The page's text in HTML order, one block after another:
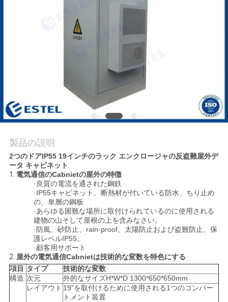
に
連
絡
し
ニ
ュ
製品の説明
2つのドアIP55 19インチのラック エンクロージャの反盗難屋外デ
ータ キャビネット
1. 電気通信のCabnietの屋外の特徴
·良質の電流を通された鋼鉄
·IP55キャビネット、断熱材が付いている防水、ちり止め
の、単層の鋼板
·あらゆる困難な場所に取付けられているのに使用される
建物の山そして屋根の上を含みなさい。
·防風、砂防止、rain-proof、太陽防止および盗難防止、保
護レベルIP55。
·顧客用サポート
2. 屋外の電気通信Cabnietは技術的な変数を特色にする
項目 タイプ
技術的な変数
構造 次元
外的なサイズH*W*D 1300*650*650mm
レイアウト 19"を取付けるために使用される1つのコンパー
トメント装置